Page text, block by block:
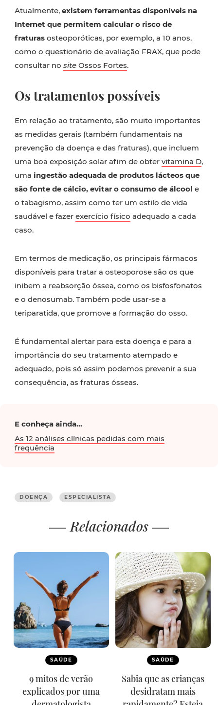
Atualmente, existem ferramentas disponíveis na
Internet que permitem calcular o risco de
fraturas osteoporóticas, por exemplo, a 10 anos,
como o questionário de avaliação FRAX, que pode
consultar no site Ossos Fortes.
Os tratamentos possíveis
Em relação ao tratamento, são muito importantes
as medidas gerais (também fundamentais na
prevenção da doença e das fraturas), que incluem
uma boa exposição solar afim de obter vitamina D,
uma ingestão adequada de produtos lácteos que
são fonte de cálcio, evitar o consumo de álcool e
o tabagismo, assim como ter um estilo de vida
saudável e fazer exercício físico adequado a cada
caso.
Em termos de medicação, os principais fármacos
disponíveis para tratar a osteoporose são os que
inibem a reabsorção óssea, como os bisfosfonatos
e o denosumab. Também pode usar-se a
teriparatida, que promove a formação do osso.
É fundamental alertar para esta doença e para a
importância do seu tratamento atempado e
adequado, pois só assim podemos prevenir a sua
consequência, as fraturas ósseas.
E conheça ainda...
As 12 análises clínicas pedidas com mais
frequência
DOENÇA ESPECIALISTA
Relacionados
SAÚDE
9 mitos de verão
explicados por uma
SAÚDE
Sabia que as crianças
desidratam mais